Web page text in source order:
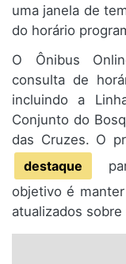
uma janela de
do horário
O Ônibus
consulta de
incluindo a
Conjunto do
das Cruzes. O
destaque
objetivo é
atualizados